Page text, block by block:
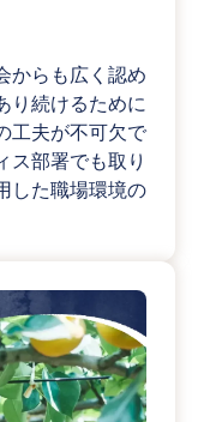
からも広く認め
り続けるために
工夫が不可欠で
ス部署でも取り
した職場環境の